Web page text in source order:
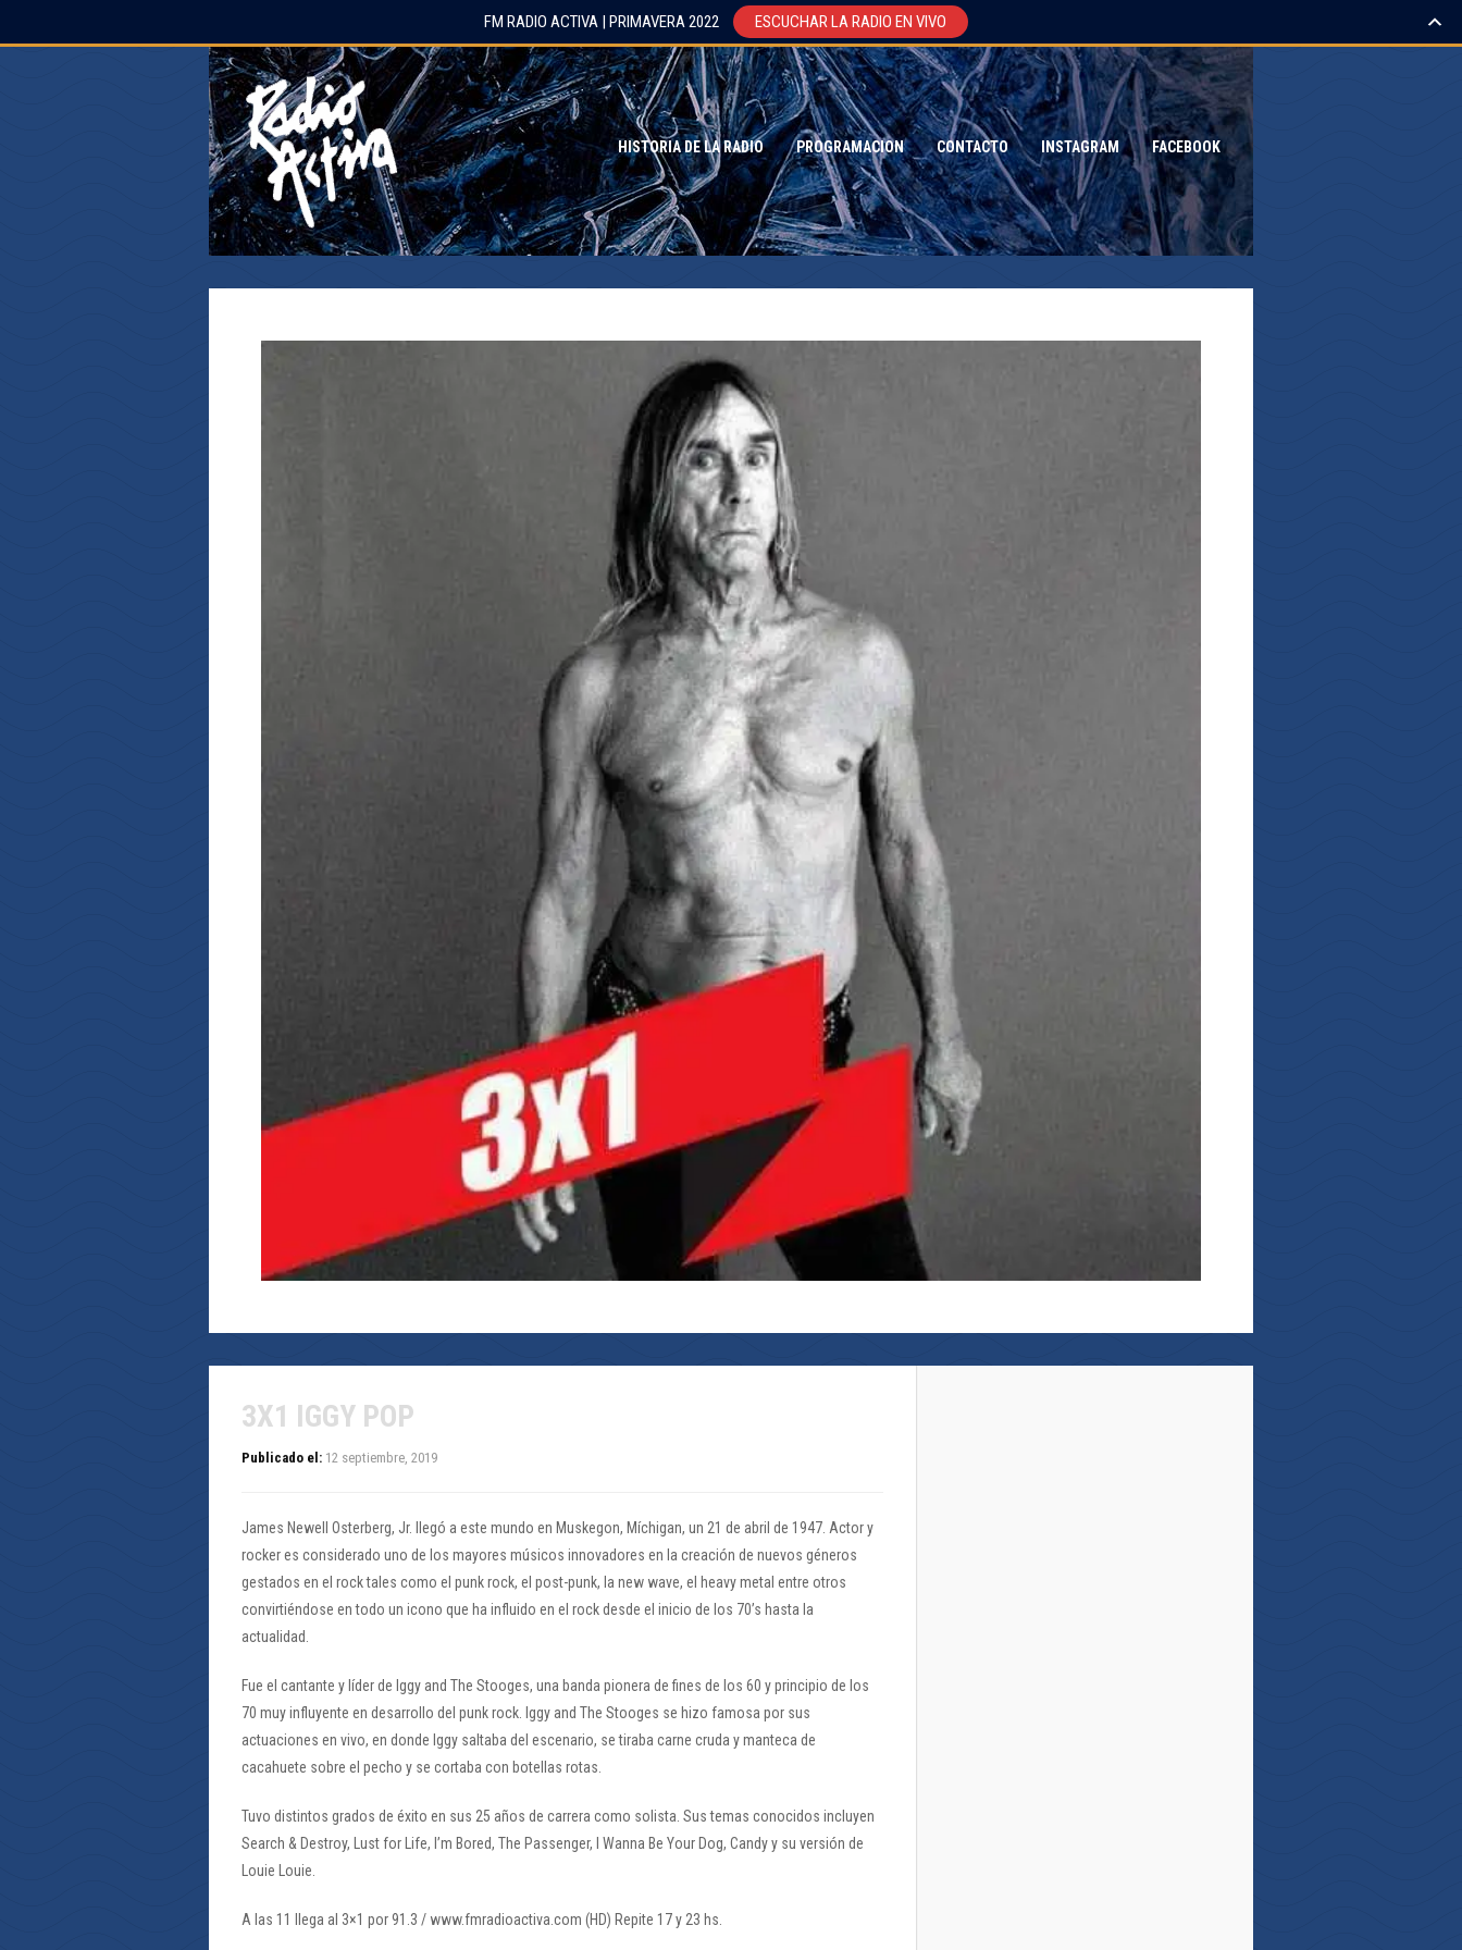
HISTORIA DE LA RADIO PROGRAMACION CONTACTO INSTAGRAM FACEBOOK
3X1 IGGY POP
Publicado el: 12 septiembre, 2019
James Newell Osterberg, Jr. llegó a este mundo en Muskegon, Míchigan, un 21 de abril de 1947. Actor y
rocker es considerado uno de los mayores músicos innovadores en la creación de nuevos géneros
gestados en el rock tales como el punk rock, el post-punk, la new wave, el heavy metal entre otros
convirtiéndose en todo un icono que ha influido en el rock desde el inicio de los 70’s hasta la
actualidad.
Fue el cantante y líder de Iggy and The Stooges, una banda pionera de fines de los 60 y principio de los
70 muy influyente en desarrollo del punk rock. Iggy and The Stooges se hizo famosa por sus
actuaciones en vivo, en donde Iggy saltaba del escenario, se tiraba carne cruda y manteca de
cacahuete sobre el pecho y se cortaba con botellas rotas.
Tuvo distintos grados de éxito en sus 25 años de carrera como solista. Sus temas conocidos incluyen
Search & Destroy, Lust for Life, I’m Bored, The Passenger, I Wanna Be Your Dog, Candy y su versión de
Louie Louie.
A las 11 llega al 3×1 por 91.3 / www.fmradioactiva.com (HD) Repite 17 y 23 hs.
FM RADIO ACTIVA | PRIMAVERA 2022 ESCUCHAR LA RADIO EN VIVO